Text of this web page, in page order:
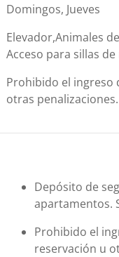
Domingos, Jueves
Elevador,Animales
Acceso para sillas
Prohibido el ingreso
otras penalizaciones.
Depósito de
apartamentos.
Prohibido el
reservación u